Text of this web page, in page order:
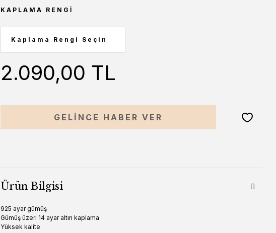
KAPLAMA RENGI
2.090,00 TL
GELİNCE HABER VER
Ürün Bilgisi
925 ayar gümüş
Gümüş üzeri 14 ayar altın kaplama
Yüksek kalite